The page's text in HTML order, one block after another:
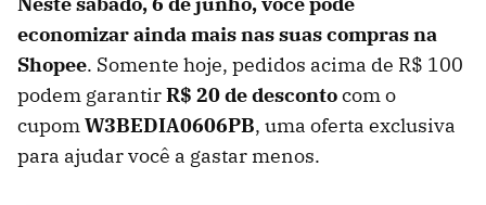
economizar ainda mais nas suas compras na
Shopee. Somente hoje, pedidos acima de R$ 100
podem garantirR$ 20 de descontocom o
cupomW3BEDIA0606PB, uma oferta exclusiva
para ajudar você a gastar menos.